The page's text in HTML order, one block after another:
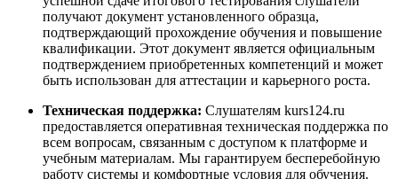
получают документ установленного образца,
подтверждающий прохождение обучения и повышение
квалификации. Этот документ является официальным
подтверждением приобретенных компетенций и может
быть использован для аттестации и карьерного роста.
Техническая поддержка: Слушателям kurs124.ru
предоставляется оперативная техническая поддержка по
всем вопросам, связанным с доступом к платформе и
учебным материалам. Мы гарантируем бесперебойную
работу системы и комфортные условия для обучения.